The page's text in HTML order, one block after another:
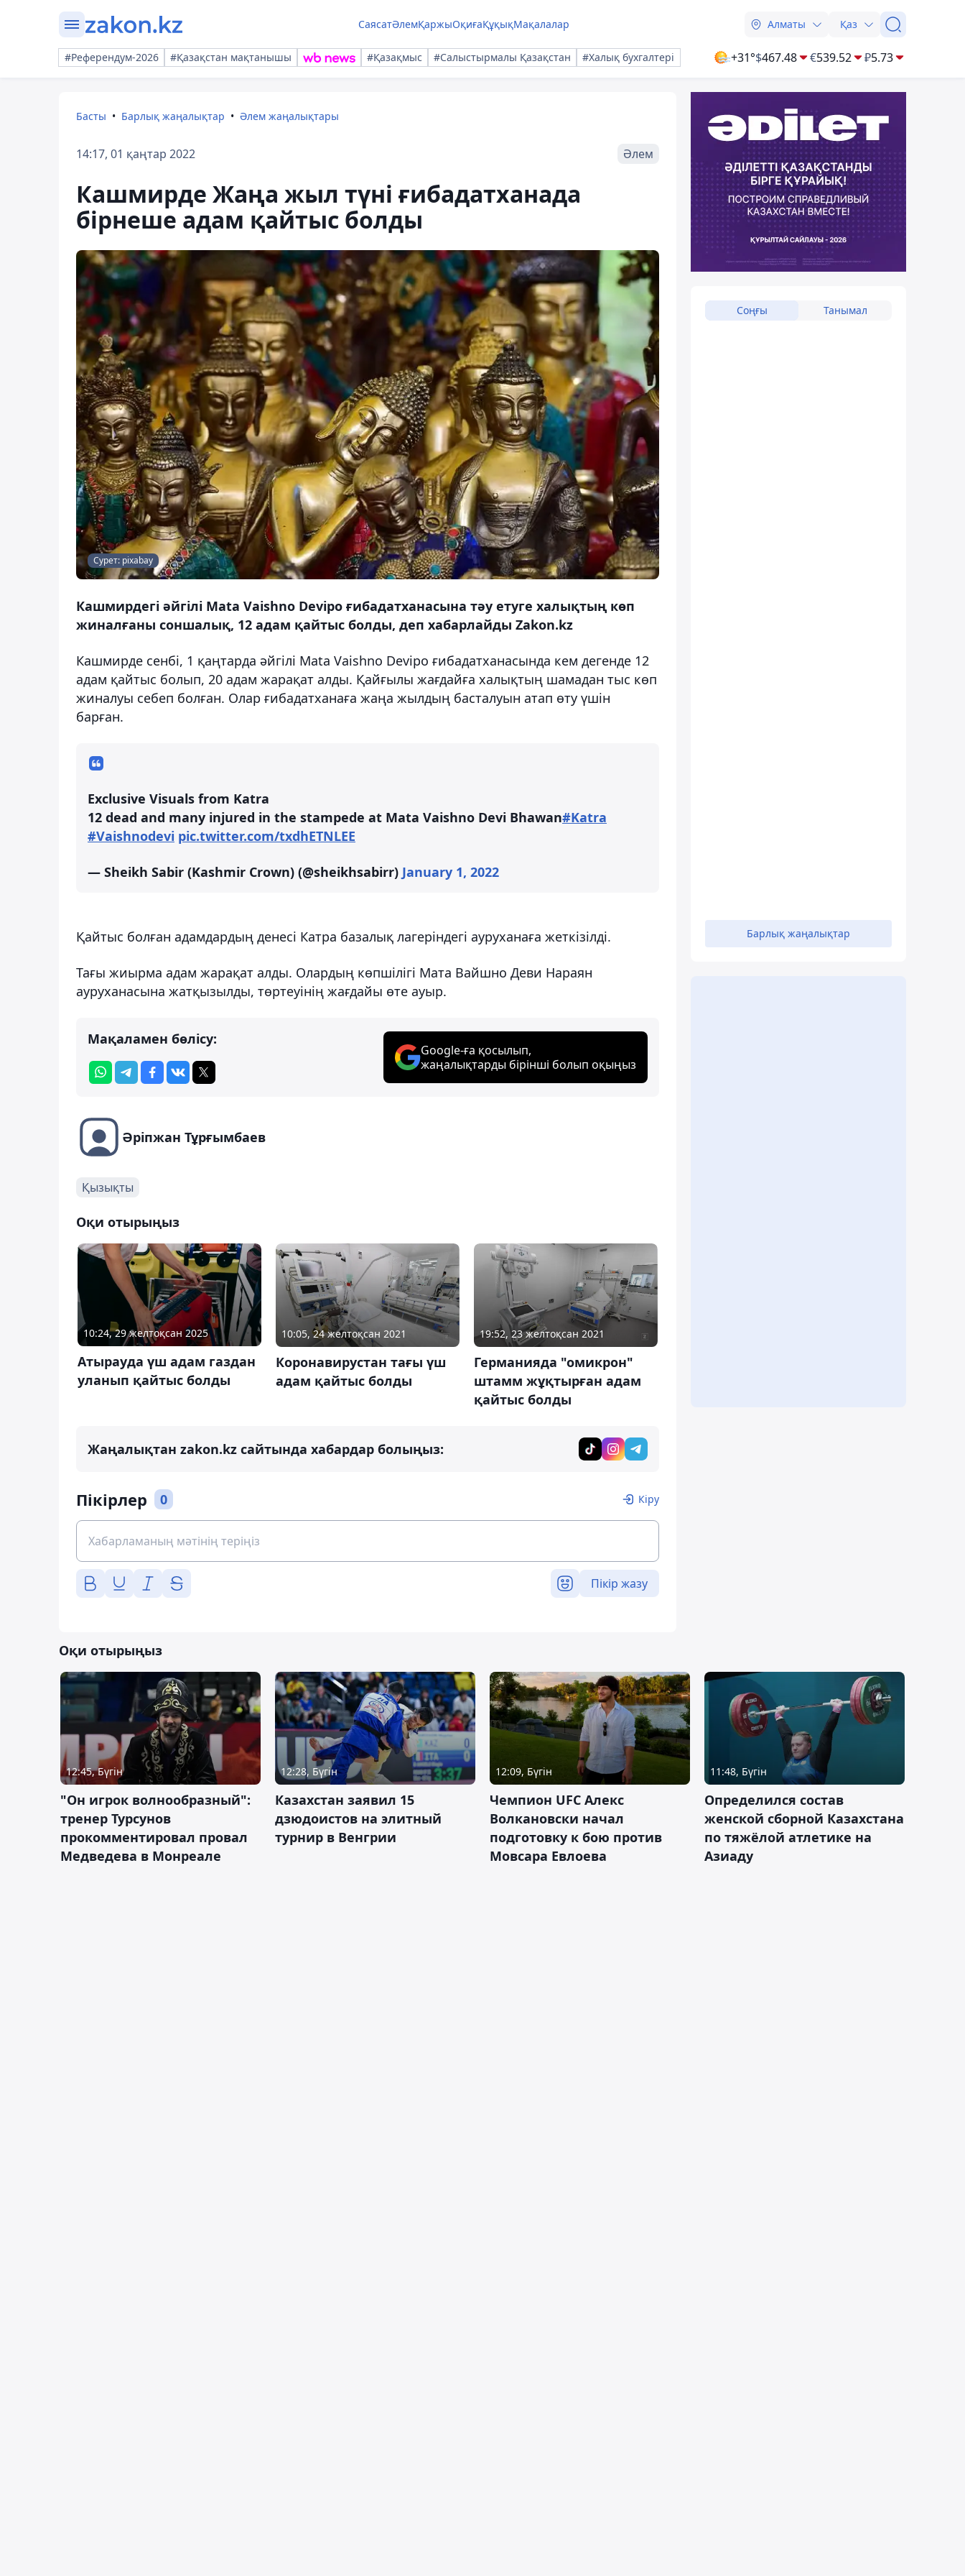
СаясатӘлемҚаржыОқиғаҚұқықМақалалар Алматы Қаз
#Референдум-2026 #Қазақстан мақтанышы #Қазақмыс #Салыстырмалы Қазақстан #Халық бухгалтері +31°$467.48 €539.52 ₽5.73
Басты Барлық жаңалықтар Әлем жаңалықтары
14:17, 01 қаңтар 2022 Әлем
Кашмирде Жаңа жыл түні ғибадатханада
бірнеше адам қайтыс болды
Сурет: pixabay
Кашмирдегі әйгілі Mata Vaishno Devipo ғибадатханасына тәу етуге халықтың көп
жиналғаны соншалық, 12 адам қайтыс болды, деп хабарлайды Zakon.kz
Кашмирде сенбі, 1 қаңтарда әйгілі Mata Vaishno Devipo ғибадатханасында кем дегенде 12
адам қайтыс болып, 20 адам жарақат алды. Қайғылы жағдайға халықтың шамадан тыс көп
жиналуы себеп болған. Олар ғибадатханаға жаңа жылдың басталуын атап өту үшін
барған.
Exclusive Visuals from Katra
12 dead and many injured in the stampede at Mata Vaishno Devi Bhawan#Katra
#Vaishnodevi pic.twitter.com/txdhETNLEE
— Sheikh Sabir (Kashmir Crown) (@sheikhsabirr) January 1, 2022
Қайтыс болған адамдардың денесі Катра базалық лагеріндегі ауруханаға жеткізілді.
Тағы жиырма адам жарақат алды. Олардың көпшілігі Мата Вайшно Деви Нараян
ауруханасына жатқызылды, төртеуінің жағдайы өте ауыр.
Мақаламен бөлісу:
Google-ға қосылып,
жаңалықтарды бірінші болып оқыңыз
Әріпжан Тұрғымбаев
Қызықты
Оқи отырыңыз
10:24, 29 желтоқсан 2025
Атырауда үш адам газдан
уланып қайтыс болды
10:05, 24 желтоқсан 2021
Коронавирустан тағы үш
адам қайтыс болды
19:52, 23 желтоқсан 2021
Германияда "омикрон"
штамм жұқтырған адам
қайтыс болды
Жаңалықтан zakon.kz сайтында хабардар болыңыз:
Пікірлер 0 Кіру
Пікір жазу
Соңғы Танымал
Барлық жаңалықтар
Оқи отырыңыз
12:45, Бүгін
"Он игрок волнообразный":
тренер Турсунов
прокомментировал провал
Медведева в Монреале
12:28, Бүгін
Казахстан заявил 15
дзюдоистов на элитный
турнир в Венгрии
12:09, Бүгін
Чемпион UFC Алекс
Волкановски начал
подготовку к бою против
Мовсара Евлоева
11:48, Бүгін
Определился состав
женской сборной Казахстана
по тяжёлой атлетике на
Азиаду